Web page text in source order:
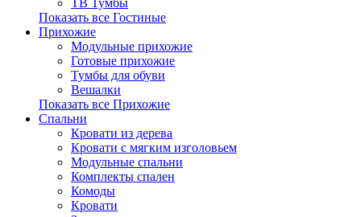
ТВ Тумбы
Показать все Гостиные
Прихожие
Модульные прихожие
Готовые прихожие
Тумбы для обуви
Вешалки
Показать все Прихожие
Спальни
Кровати из дерева
Кровати с мягким изголовьем
Модульные спальни
Комплекты спален
Комоды
Кровати